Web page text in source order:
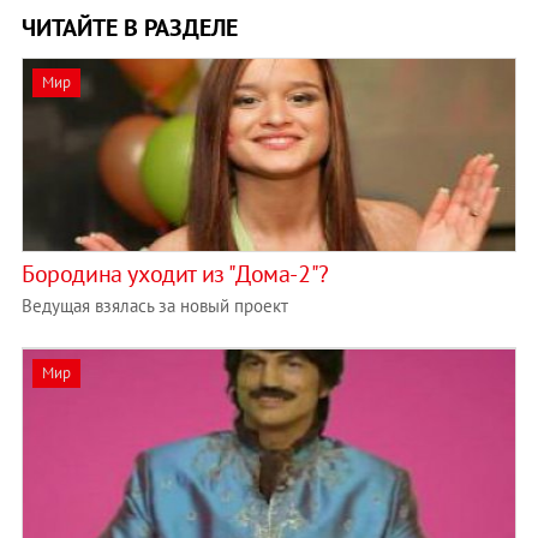
ЧИТАЙТЕ В РАЗДЕЛЕ
Мир
Бородина уходит из "Дома-2"?
Ведущая взялась за новый проект
Мир